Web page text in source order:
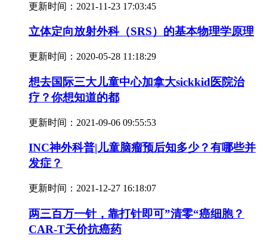
更新时间： 2021-11-23 17:03:45
立体定向放射外科（SRS）的基本物理学原理
更新时间： 2020-05-28 11:18:29
想去国际三大儿童中心加拿大sickkid医院治
疗？你想知道的都
更新时间： 2021-09-06 09:55:53
INC神外科普|儿童脑瘤预后知多少？有哪些并
发症？
更新时间： 2021-12-27 16:18:07
两三百万一针，靠打针即可”清零“癌细胞？
CAR-T天价抗癌药